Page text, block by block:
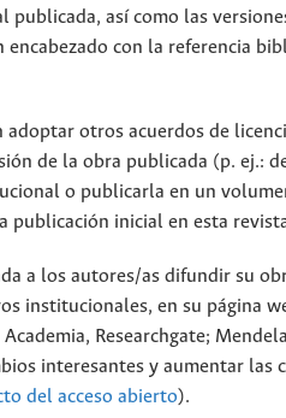
publicada, así como las
con la referencia
adoptar otros acuerdos de
de la obra publicada (p. ej.:
o publicarla en un
publicación inicial en esta
a los autores/as difundir su
institucionales, en su página
Researchgate;
interesantes y aumentar las
del acceso abierto).